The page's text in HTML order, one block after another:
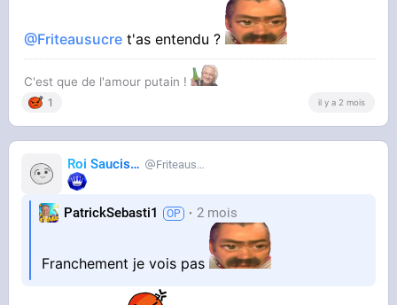
@Friteausucre t'as entendu ?
C'est que de l'amour putain !
1 il y a 2 mois
Roi Saucisse Friteausucre
PatrickSebasti1 2 mois
Franchement je vois pas